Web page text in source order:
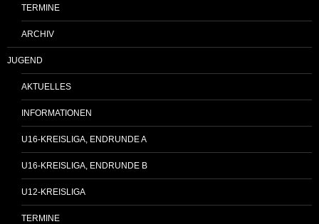
TERMINE
ARCHIV
JUGEND
AKTUELLES
INFORMATIONEN
U16-KREISLIGA, ENDRUNDE A
U16-KREISLIGA, ENDRUNDE B
U12-KREISLIGA
TERMINE